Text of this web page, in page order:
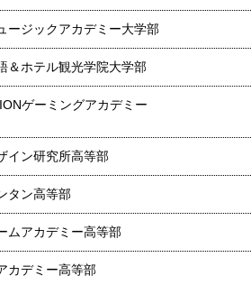
ージックアカデミー大学部
＆ホテル観光学院大学部
ゲーミングアカデミー
イン研究所高等部
タン高等部
ムアカデミー高等部
カデミー高等部